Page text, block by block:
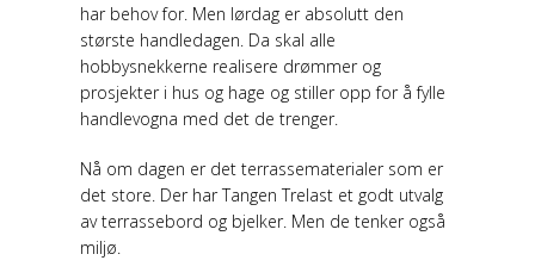
har behov for. Men lørdag er absolutt den
største handledagen. Da skal alle
hobbysnekkerne realisere drømmer og
prosjekter i hus og hage og stiller opp for å fylle
handlevogna med det de trenger.
Nå om dagen er det terrassematerialer som er
det store. Der har Tangen Trelast et godt utvalg
av terrassebord og bjelker. Men de tenker også
miljø.